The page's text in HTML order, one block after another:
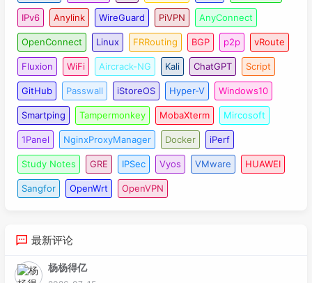
IPv6 Anylink WireGuard PiVPN AnyConnect
OpenConnect Linux FRRouting BGP p2p vRoute
Fluxion WiFi Aircrack-NG Kali ChatGPT Script
GitHub Passwall iStoreOS Hyper-V Windows10
Smartping Tampermonkey MobaXterm Mircosoft
1Panel NginxProxyManager Docker iPerf
Study Notes GRE IPSec Vyos VMware HUAWEI
Sangfor OpenWrt OpenVPN
最新评论
杨杨得亿